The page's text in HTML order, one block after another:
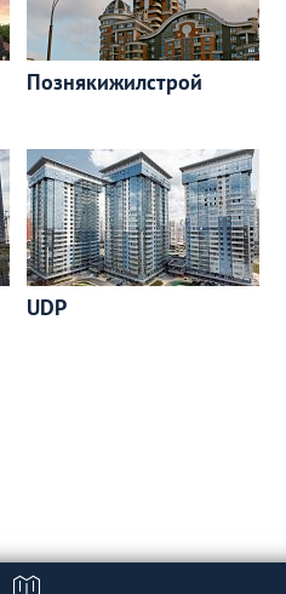
Познякижилстрой
UDP